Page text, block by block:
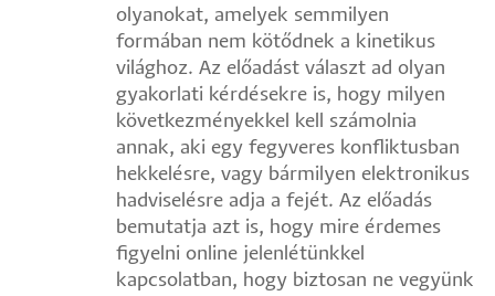
olyanokat, amelyek semmilyen
formában nem kötődnek a kinetikus
világhoz. Az előadást választ ad olyan
gyakorlati kérdésekre is, hogy milyen
következményekkel kell számolnia
annak, aki egy fegyveres konfliktusban
hekkelésre, vagy bármilyen elektronikus
hadviselésre adja a fejét. Az előadás
bemutatja azt is, hogy mire érdemes
figyelni online jelenlétünkkel
kapcsolatban, hogy biztosan ne vegyünk